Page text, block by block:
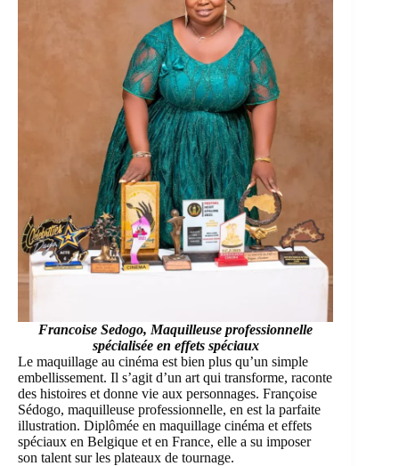
Francoise Sedogo, Maquilleuse professionnelle
spécialisée en effets spéciaux
Le maquillage au cinéma est bien plus qu’un simple
embellissement. Il s’agit d’un art qui transforme, raconte
des histoires et donne vie aux personnages. Françoise
Sédogo, maquilleuse professionnelle, en est la parfaite
illustration. Diplômée en maquillage cinéma et effets
spéciaux en Belgique et en France, elle a su imposer
son talent sur les plateaux de tournage.